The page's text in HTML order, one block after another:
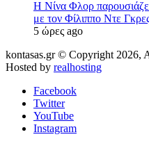
Η Νίνα Φλορ
με τον Φίλιππο Ντε
5 ώρες ago
kontasas.gr © Copyright 2026,
Hosted by realhosting
Facebook
Twitter
YouTube
Instagram